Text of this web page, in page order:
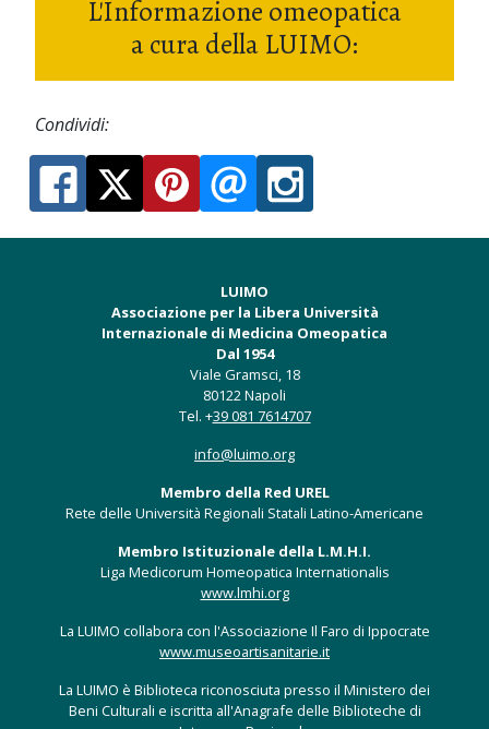
L'Informazione omeopatica
a cura della LUIMO:
Condividi:
LUIMO
Associazione per la Libera Università
Internazionale di Medicina Omeopatica
Dal 1954
Viale Gramsci, 18
80122 Napoli
Tel. +39 081 7614707
info@luimo.org
Membro della Red UREL
Rete delle Università Regionali Statali Latino-Americane
Membro Istituzionale della L.M.H.I.
Liga Medicorum Homeopatica Internationalis
www.lmhi.org
La LUIMO collabora con l'Associazione Il Faro di Ippocrate
www.museoartisanitarie.it
La LUIMO è Biblioteca riconosciuta presso il Ministero dei
Beni Culturali e iscritta all'Anagrafe delle Biblioteche di